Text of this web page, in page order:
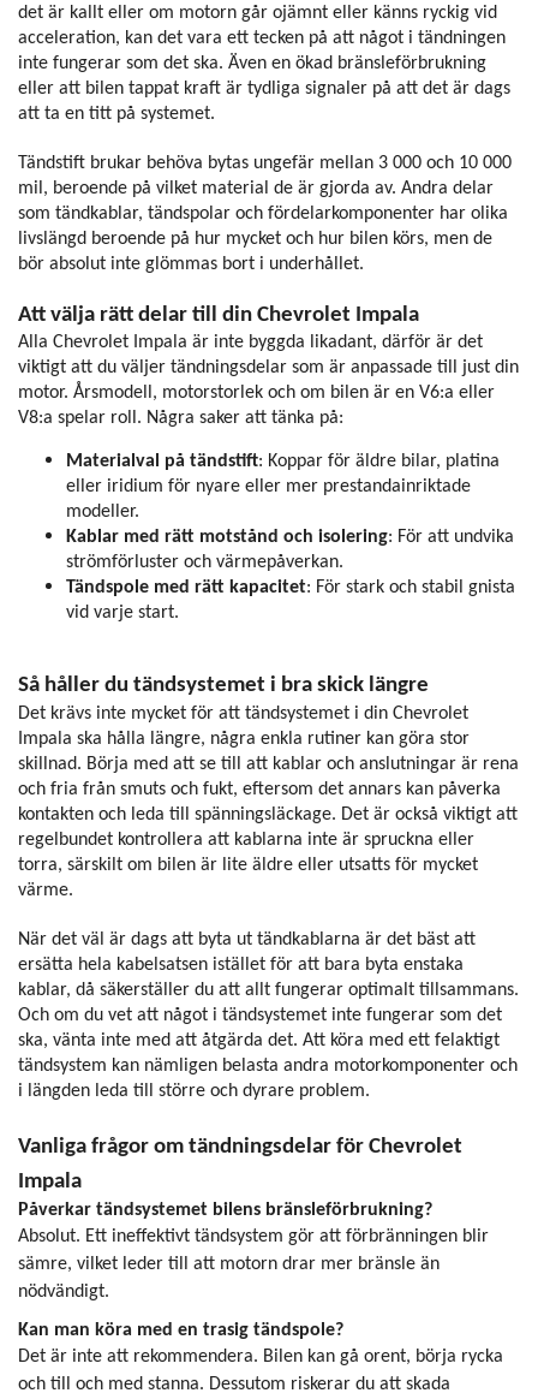
det är kallt eller om motorn går ojämnt eller känns ryckig vid
acceleration, kan det vara ett tecken på att något i tändningen
inte fungerar som det ska. Även en ökad bränsleförbrukning
eller att bilen tappat kraft är tydliga signaler på att det är dags
att ta en titt på systemet.
Tändstift brukar behöva bytas ungefär mellan 3 000 och 10 000
mil, beroende på vilket material de är gjorda av. Andra delar
som tändkablar, tändspolar och fördelarkomponenter har olika
livslängd beroende på hur mycket och hur bilen körs, men de
bör absolut inte glömmas bort i underhållet.
Att välja rätt delar till din Chevrolet Impala
Alla Chevrolet Impala är inte byggda likadant, därför är det
viktigt att du väljer tändningsdelar som är anpassade till just din
motor. Årsmodell, motorstorlek och om bilen är en V6:a eller
V8:a spelar roll. Några saker att tänka på:
Materialval på tändstift: Koppar för äldre bilar, platina
eller iridium för nyare eller mer prestandainriktade
modeller.
Kablar med rätt motstånd och isolering: För att undvika
strömförluster och värmepåverkan.
Tändspole med rätt kapacitet: För stark och stabil gnista
vid varje start.
Så håller du tändsystemet i bra skick längre
Det krävs inte mycket för att tändsystemet i din Chevrolet
Impala ska hålla längre, några enkla rutiner kan göra stor
skillnad. Börja med att se till att kablar och anslutningar är rena
och fria från smuts och fukt, eftersom det annars kan påverka
kontakten och leda till spänningsläckage. Det är också viktigt att
regelbundet kontrollera att kablarna inte är spruckna eller
torra, särskilt om bilen är lite äldre eller utsatts för mycket
värme.
När det väl är dags att byta ut tändkablarna är det bäst att
ersätta hela kabelsatsen istället för att bara byta enstaka
kablar, då säkerställer du att allt fungerar optimalt tillsammans.
Och om du vet att något i tändsystemet inte fungerar som det
ska, vänta inte med att åtgärda det. Att köra med ett felaktigt
tändsystem kan nämligen belasta andra motorkomponenter och
i längden leda till större och dyrare problem.
Vanliga frågor om tändningsdelar för Chevrolet
Impala
Påverkar tändsystemet bilens bränsleförbrukning?
Absolut. Ett ineffektivt tändsystem gör att förbränningen blir
sämre, vilket leder till att motorn drar mer bränsle än
nödvändigt.
Kan man köra med en trasig tändspole?
Det är inte att rekommendera. Bilen kan gå orent, börja rycka
och till och med stanna. Dessutom riskerar du att skada